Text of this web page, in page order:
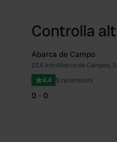
Controlla
Abarca de Campo
23,6 km•Abarca de Campos,
4.4 5 recensioni
0 - 0